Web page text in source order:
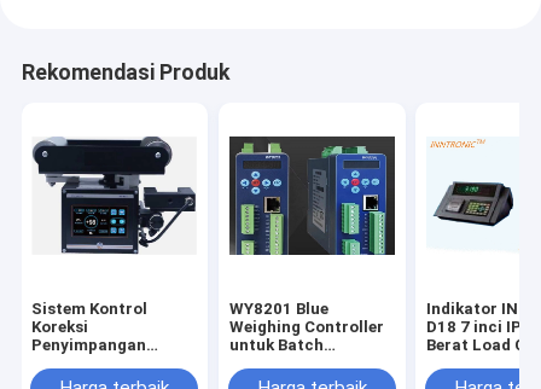
Rekomendasi Produk
Sistem Kontrol
Koreksi
Penyimpangan
WEB GUIDING 50mm-
WY8201 Blue
Weighing Controller
untuk Batch
Dengan Chip A/D
Indikator IN-
D18 7 inci
Berat Load
20mV Dengan